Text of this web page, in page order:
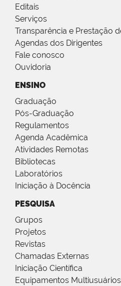
Editais
Serviços
Transparência e Prestação
Agendas dos Dirigentes
Fale conosco
Ouvidoria
ENSINO
Graduação
Pós-Graduação
Regulamentos
Agenda Acadêmica
Atividades Remotas
Bibliotecas
Laboratórios
Iniciação à Docência
PESQUISA
Grupos
Projetos
Revistas
Chamadas Externas
Iniciação Científica
Equipamentos Multiusuários